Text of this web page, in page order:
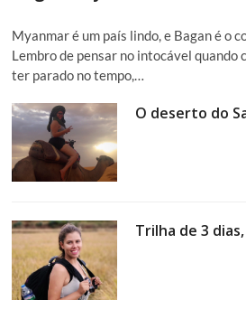
Myanmar é um país lindo, e Bagan é o
Lembro de pensar no intocável quando
ter parado no tempo,…
O deserto do
Trilha de 3